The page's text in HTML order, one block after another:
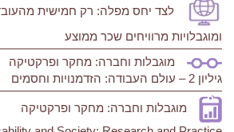
לצד יחס מפלה: רק חמישית
ומוגבלויות מרוויחים שכר ממוצע
מוגבלות וחברה: מחקר ופרקטיקה
גיליון 2 – עולם העבודה: הזדמנויות וחסמים
מוגבלות וחברה: מחקר ופרקטיקה